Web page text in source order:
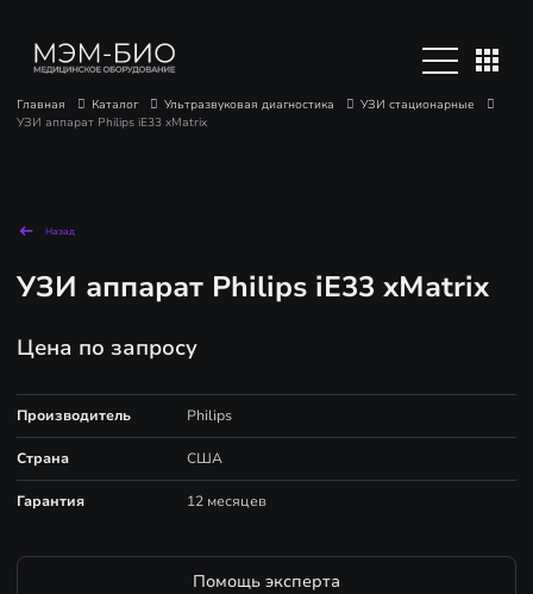
Главная Каталог Ультразвуковая диагностика
УЗИ стационарные
УЗИ аппарат Philips iE33 xMatrix
Назад
УЗИ аппарат Philips iE33 xMatrix
Цена по запросу
Производитель Philips
Страна США
Гарантия 12 месяцев
Помощь эксперта